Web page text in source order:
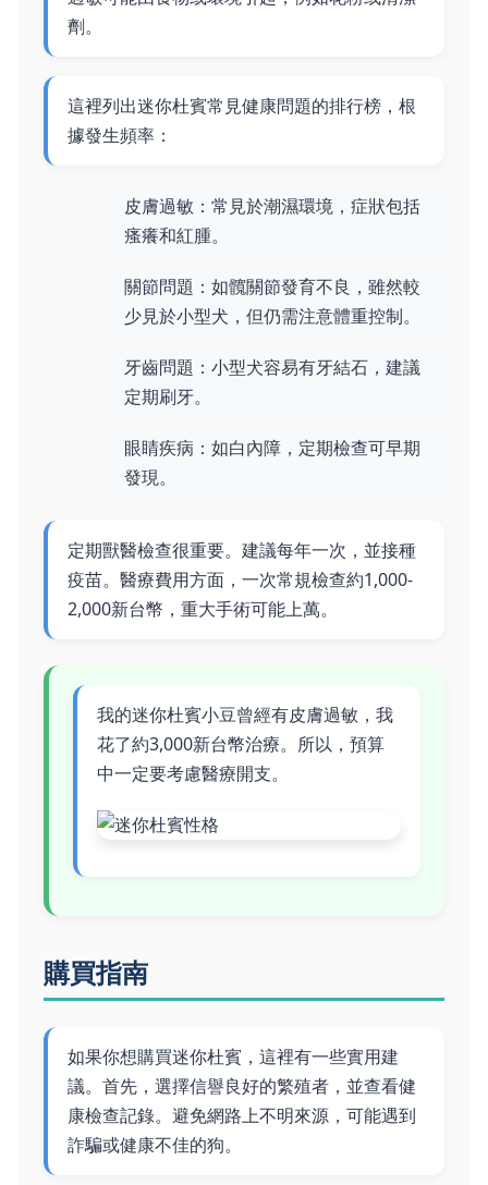
劑。
這裡列出迷你杜賓常見健康問題的排行榜，根
據發生頻率：
皮膚過敏：常見於潮濕環境，症狀包括
瘙癢和紅腫。
關節問題：如髖關節發育不良，雖然較
少見於小型犬，但仍需注意體重控制。
牙齒問題：小型犬容易有牙結石，建議
定期刷牙。
眼睛疾病：如白內障，定期檢查可早期
發現。
定期獸醫檢查很重要。建議每年一次，並接種
疫苗。醫療費用方面，一次常規檢查約1,000-
2,000新台幣，重大手術可能上萬。
我的迷你杜賓小豆曾經有皮膚過敏，我
花了約3,000新台幣治療。所以，預算
中一定要考慮醫療開支。
購買指南
如果你想購買迷你杜賓，這裡有一些實用建
議。首先，選擇信譽良好的繁殖者，並查看健
康檢查記錄。避免網路上不明來源，可能遇到
詐騙或健康不佳的狗。